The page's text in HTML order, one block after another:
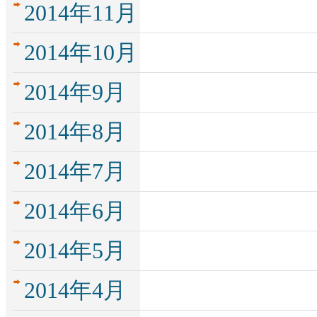
2014年11月
2014年10月
2014年9月
2014年8月
2014年7月
2014年6月
2014年5月
2014年4月